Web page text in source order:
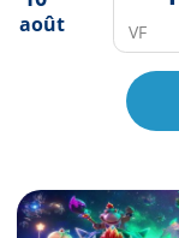
août VF